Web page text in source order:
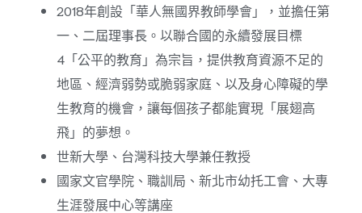
2018年創設「華人無國界教師學會」，並擔任第
一、二屆理事長。以聯合國的永續發展目標
4「公平的教育」為宗旨，提供教育資源不足的
地區、經濟弱勢或脆弱家庭、以及身心障礙的學
生教育的機會，讓每個孩子都能實現「展翅高
飛」的夢想。
世新大學、台灣科技大學兼任教授
國家文官學院、職訓局、新北市幼托工會、大專
生涯發展中心等講座